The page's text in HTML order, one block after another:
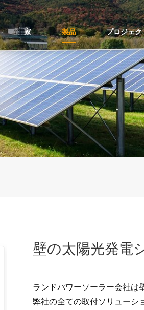
家 製品 プロジェク
壁の太陽光発電
ランドパワーソーラー会社は
弊社の全ての取付ソリューシ